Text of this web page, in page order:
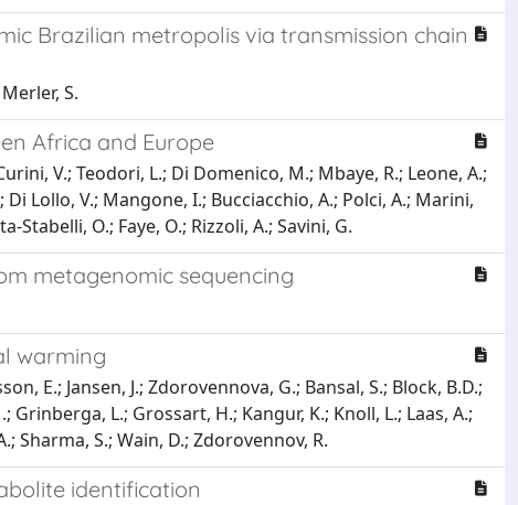
Brazilian metropolis via transmission chain
S.
Africa and Europe
V.; Teodori, L.; Di Domenico, M.; Mbaye, R.; Leone, A.;
Lollo, V.; Mangone, I.; Bucciacchio, A.; Polci, A.; Marini,
Stabelli, O.; Faye, O.; Rizzoli, A.; Savini, G.
metagenomic sequencing
warming
E.; Jansen, J.; Zdorovennova, G.; Bansal, S.; Block, B.D.;
Grinberga, L.; Grossart, H.; Kangur, K.; Knoll, L.; Laas, A.;
Sharma, S.; Wain, D.; Zdorovennov, R.
identification